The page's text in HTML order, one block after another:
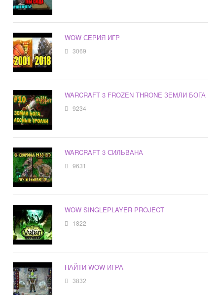
WOW СЕРИЯ ИГР
3069
WARCRAFT 3 FROZEN THRONE ЗЕМЛИ БОГА
9234
WARCRAFT 3 СИЛЬВАНА
9631
WOW SINGLEPLAYER PROJECT
1822
НАЙТИ WOW ИГРА
3832